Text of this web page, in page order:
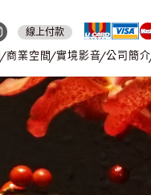
線上付款
商業空間 實境影音 公司簡介